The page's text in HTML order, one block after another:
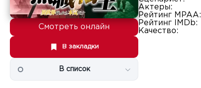
Смотреть онлайн
В закладки
В список
Актеры:
Рейтинг MPAA:
Рейтинг IMDb:
Качество: